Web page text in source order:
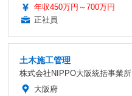
年収450万円～700万円
正社員
土木施工管理
株式会社NIPPO大阪統括事業所
大阪府